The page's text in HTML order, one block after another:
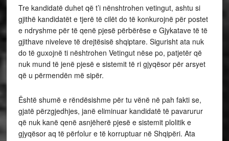
Tre kandidatë duhet që t’i nënshtrohen vetingut, ashtu si
gjithë kandidatët e tjerë të cilët do të konkurojnë për postet
e ndryshme për të qenë pjesë përbërëse e Gjykatave të të
gjithave niveleve të drejtësisë shqiptare. Sigurisht ata nuk
do të guxojnë ti nështrohen Vetingut nëse po, patjetër që
nuk mund të jenë pjesë e sistemit të ri gjyqësor për arsyet
që u përmendën më sipër.
Është shumë e rëndësishme për tu vënë në pah fakti se,
gjatë përzgjedhjes, janë eliminuar kandidatë të pavarurur
që nuk kanë qenë asnjëherë pjesë e sistemit plolitik e
gjyqësor aq të përfolur e të korruptuar në Shqipëri. Ata